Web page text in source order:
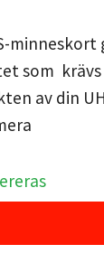
minneskort
som
av din